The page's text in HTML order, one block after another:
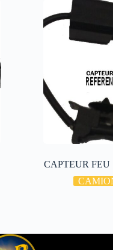
CAPTEUR FEU